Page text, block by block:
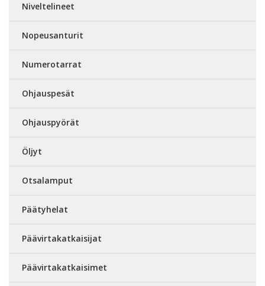
Niveltelineet
Nopeusanturit
Numerotarrat
Ohjauspesät
Ohjauspyörät
Öljyt
Otsalamput
Päätyhelat
Päävirtakatkaisijat
Päävirtakatkaisimet